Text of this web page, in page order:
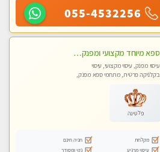
055-4532256
ספא מיוחד מקצועי ומפנק באשקלון
עיסוי מפנק, עיסוי מקצועי, עיסוי
בקלניקה פרטית, מתחמי ספא מפנק,
פלטינה
מקלחת
חניה חינם
עיסוי מרגיע
נקי ומסודר